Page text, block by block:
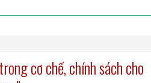
cơ chế, chính sách cho